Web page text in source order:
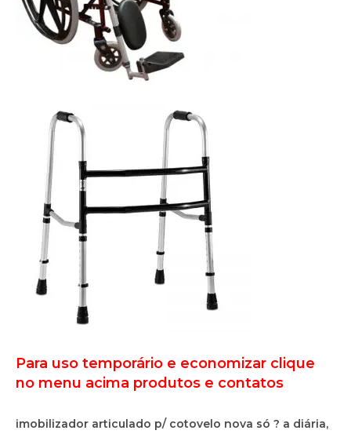
Para uso temporário e economizar clique
no menu acima produtos e contatos
imobilizador articulado p/ cotovelo nova só ? a diária,